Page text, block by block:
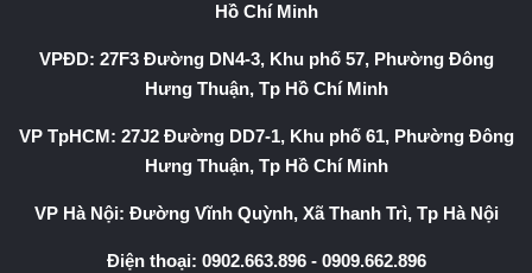
Hồ Chí Minh
VPĐD: 27F3 Đường DN4-3, Khu phố 57, Phường Đông
Hưng Thuận, Tp Hồ Chí Minh
VP TpHCM: 27J2 Đường DD7-1, Khu phố 61, Phường Đông
Hưng Thuận, Tp Hồ Chí Minh
VP Hà Nội: Đường Vĩnh Quỳnh, Xã Thanh Trì, Tp Hà Nội
Điện thoại: 0902.663.896- 0909.662.896